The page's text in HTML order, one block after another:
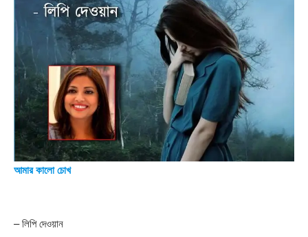
আমার কালো চোখ
– লিপি দেওয়ান